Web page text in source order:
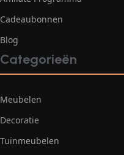
Cadeaubonnen
Blog
Categorieën
Meubelen
Decoratie
Tuinmeubelen